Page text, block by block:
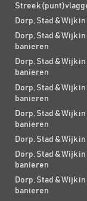
Streek
Dorp, Stad & Wijk
Dorp, Stad & Wijk
banieren
Dorp, Stad & Wijk
banieren
Dorp, Stad & Wijk
banieren
Dorp, Stad & Wijk
banieren
Dorp, Stad & Wijk
Dorp, Stad & Wijk
banieren
Dorp, Stad & Wijk
banieren